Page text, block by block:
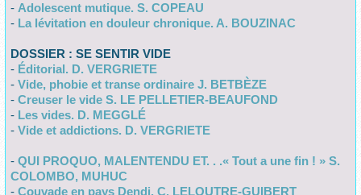
- Adolescent mutique. S. COPEAU
- La lévitation en douleur chronique. A. BOUZINAC
DOSSIER : SE SENTIR VIDE
- Éditorial. D. VERGRIETE
- Vide, phobie et transe ordinaire J. BETBÈZE
- Creuser le vide S. LE PELLETIER-BEAUFOND
- Les vides. D. MEGGLÉ
- Vide et addictions. D. VERGRIETE
- QUI PROQUO, MALENTENDU ET. . .« Tout a une fin ! » S.
COLOMBO, MUHUC
- Couvade en pays Dendi. C. LELOUTRE-GUIBERT